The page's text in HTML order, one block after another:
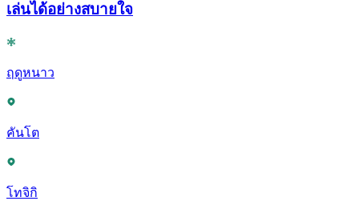
เล่นได้อย่างสบายใจ
ฤดูหนาว
คันโต
โทจิกิ